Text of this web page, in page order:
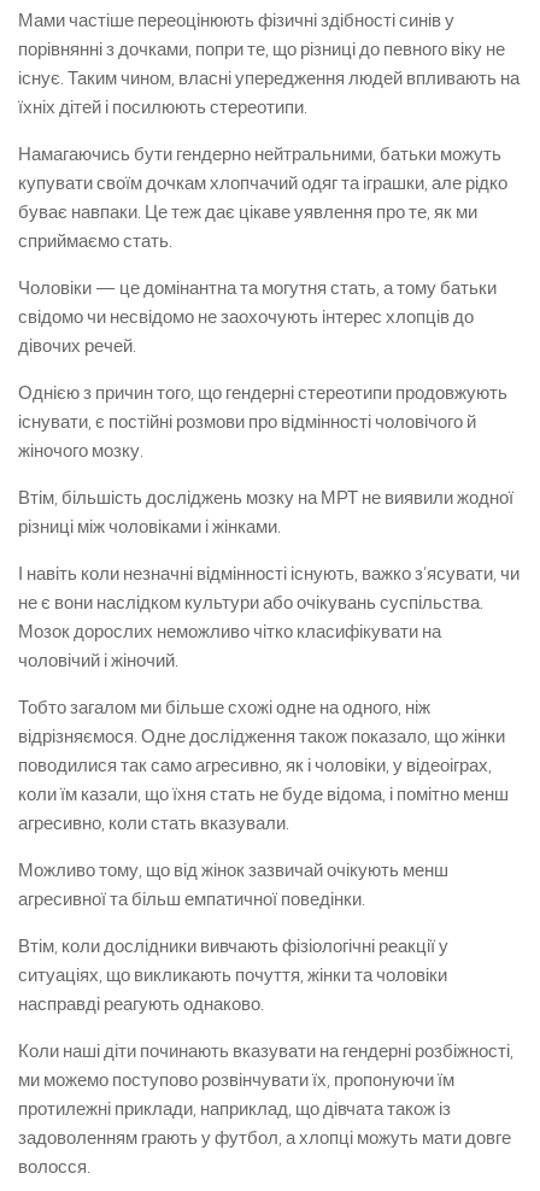
Мами частіше переоцінюють фізичні здібності синів у
порівнянні з дочками, попри те, що різниці до певного віку не
існує. Таким чином, власні упередження людей впливають на
їхніх дітей і посилюють стереотипи.
Намагаючись бути гендерно нейтральними, батьки можуть
купувати своїм дочкам хлопчачий одяг та іграшки, але рідко
буває навпаки. Це теж дає цікаве уявлення про те, як ми
сприймаємо стать.
Чоловіки — це домінантна та могутня стать, а тому батьки
свідомо чи несвідомо не заохочують інтерес хлопців до
дівочих речей.
Однією з причин того, що гендерні стереотипи продовжують
існувати, є постійні розмови про відмінності чоловічого й
жіночого мозку.
Втім, більшість досліджень мозку на МРТ не виявили жодної
різниці між чоловіками і жінками.
І навіть коли незначні відмінності існують, важко з’ясувати, чи
не є вони наслідком культури або очікувань суспільства.
Мозок дорослих неможливо чітко класифікувати на
чоловічий і жіночий.
Тобто загалом ми більше схожі одне на одного, ніж
відрізняємося. Одне дослідження також показало, що жінки
поводилися так само агресивно, як і чоловіки, у відеоіграх,
коли їм казали, що їхня стать не буде відома, і помітно менш
агресивно, коли стать вказували.
Можливо тому, що від жінок зазвичай очікують менш
агресивної та більш емпатичної поведінки.
Втім, коли дослідники вивчають фізіологічні реакції у
ситуаціях, що викликають почуття, жінки та чоловіки
насправді реагують однаково.
Коли наші діти починають вказувати на гендерні розбіжності,
ми можемо поступово розвінчувати їх, пропонуючи їм
протилежні приклади, наприклад, що дівчата також із
задоволенням грають у футбол, а хлопці можуть мати довге
волосся.